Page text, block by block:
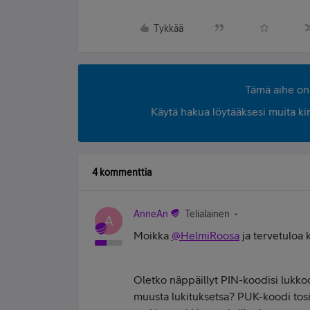
Tykkää
Tämä aihe
Käytä hakua löytääksesi muita
4 kommenttia
A AnneAn Telialainen
Moikka @HelmiRoosa ja tervetuloa
Oletko näppäillyt PIN-koodisi
muusta lukituksetsa? PUK-koodi